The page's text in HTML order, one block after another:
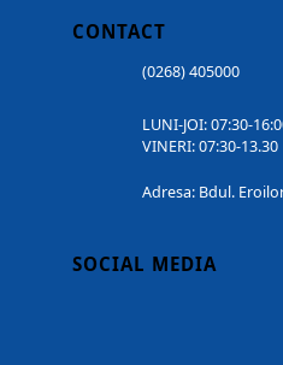
CONTACT
(0268) 405000
LUNI-JOI: 07:30-
VINERI: 07:30-13.30
Adresa: Bdul.
SOCIAL MEDIA